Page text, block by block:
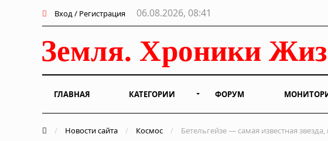
Вход / Регистрация 06.08.2026, 08:41
ГЛАВНАЯ КАТЕГОРИИ ФОРУМ
/ Новости сайта / Космос / Бетельгейзе — самая известная